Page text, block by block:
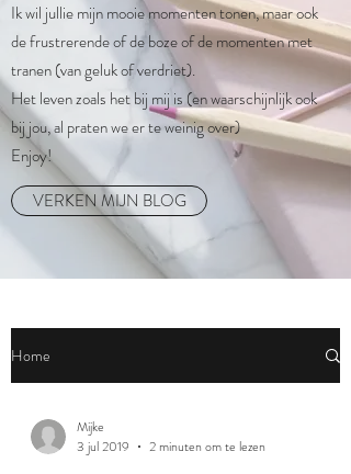
Home
Mijke
3 jul 2019
2 minuten om te lezen
Ik wil jullie mijn mooie momenten tonen, maar ook
de frustrerende of de boze of de momenten met
tranen (van geluk of verdriet).
Het leven zoals het bij mij is (en waarschijnlijk ook
bij jou, al praten we er te weinig over)
Enjoy!
VERKEN MIJN BLOG